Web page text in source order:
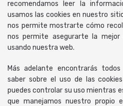
recomendamos leer la
usamos las cookies en nuestro
nos permite mostrarte cómo
nos permite asegurarte la
usando nuestra web.
Más adelante encontrarás
saber sobre el uso de las
puedes controlar su uso mientras
que manejamos nuestro propio